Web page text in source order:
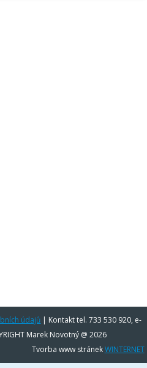
údajů | Kontakt tel. 733 530 920, e-
Marek Novotný @ 2026
Tvorba www stránekWINTERNET